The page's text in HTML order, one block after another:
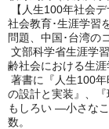
【人生100年社会
社会教育･生涯学習
問題、中国･台湾の
文部科学省生涯学
齢社会における生涯
著書に『人生100
の設計と実装』、
もしろい ―小さな
数。